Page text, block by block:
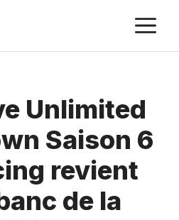
Unlimited
Saison 6
revient
de la